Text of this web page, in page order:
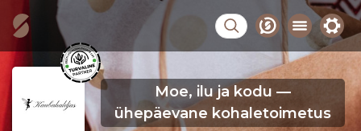
Moe, ilu ja kodu —
ühepäevane kohaletoimetus